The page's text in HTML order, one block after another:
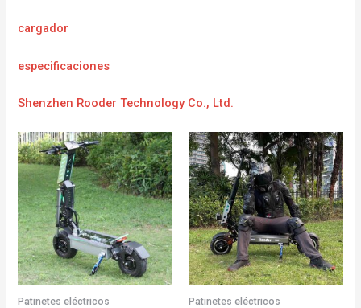
cargador
especificaciones
Shenzhen Rooder Technology Co., Ltd.
Patinetes eléctricos Patinetes eléctricos